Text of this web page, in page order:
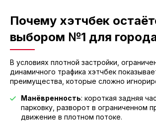
Почему хэтчбек
выбором №1 для
В условиях плотной застройки,
динамичного трафика хэтчбек
преимущества, которые сложно
Манёвренность: короткая задняя
парковку, разворот в ограниченном
движение в плотном потоке.